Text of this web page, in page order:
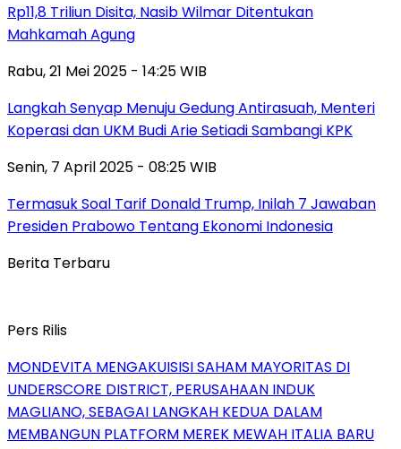
Rp11,8 Triliun Disita, Nasib Wilmar Ditentukan
Mahkamah Agung
Rabu, 21 Mei 2025 - 14:25 WIB
Langkah Senyap Menuju Gedung Antirasuah, Menteri
Koperasi dan UKM Budi Arie Setiadi Sambangi KPK
Senin, 7 April 2025 - 08:25 WIB
Termasuk Soal Tarif Donald Trump, Inilah 7 Jawaban
Presiden Prabowo Tentang Ekonomi Indonesia
Berita Terbaru
Pers Rilis
MONDEVITA MENGAKUISISI SAHAM MAYORITAS DI
UNDERSCORE DISTRICT, PERUSAHAAN INDUK
MAGLIANO, SEBAGAI LANGKAH KEDUA DALAM
MEMBANGUN PLATFORM MEREK MEWAH ITALIA BARU